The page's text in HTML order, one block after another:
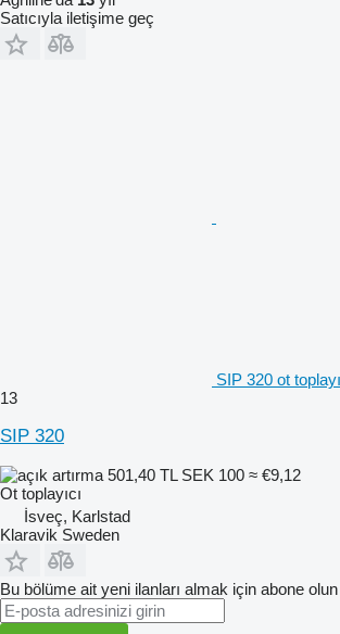
Satıcıyla iletişime geç
SIP 320 ot
13
SIP 320
501,40 TL SEK 100 ≈ €9,12
Ot toplayıcı
İsveç, Karlstad
Klaravik Sweden
Bu bölüme ait yeni ilanları almak için abone olun